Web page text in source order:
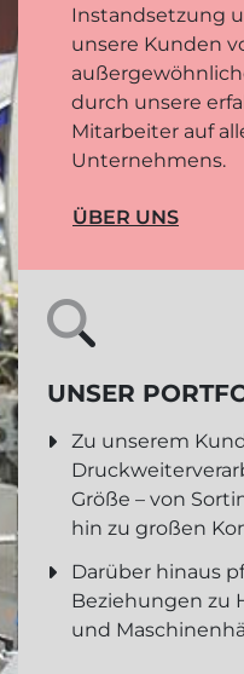
Instandsetzung
unsere Kunden
durch unsere
Mitarbeiter auf
Unternehmens.
ÜBER UNS
UNSER
Zu unserem
Größe – von
hin zu großen
Darüber hinaus
Beziehungen zu
und